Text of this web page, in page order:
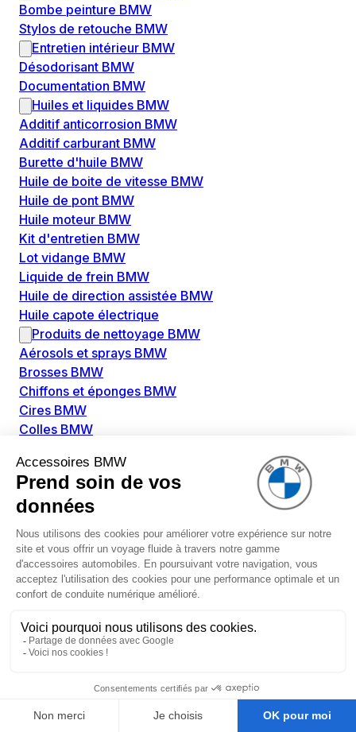
Bombe peinture BMW
Stylos de retouche BMW
Entretien intérieur BMW
Désodorisant BMW
Documentation BMW
Huiles et liquides BMW
Additif anticorrosion BMW
Additif carburant BMW
Burette d'huile BMW
Huile de boite de vitesse BMW
Huile de pont BMW
Huile moteur BMW
Kit d'entretien BMW
Lot vidange BMW
Liquide de frein BMW
Huile de direction assistée BMW
Huile capote électrique
Produits de nettoyage BMW
Aérosols et sprays BMW
Brosses BMW
Chiffons et éponges BMW
Cires BMW
Colles BMW
Détachants BMW
Disolvants BMW
Lubrifiants BMW
Nettoyant extérieur BMW
Pièces détachées BMW
Alimentation Carburant BMW
Boitier papillon BMW
Faisceau de câble pour réservoir avec pompe
d'aspiration BMW
Injecteur BMW
Pompe diesel BMW
Allumage / Préchauffage BMW